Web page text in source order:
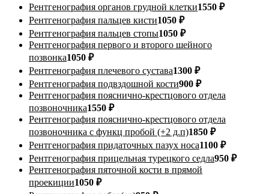
Рентгенография органов грудной клетки1550 ₽
Рентгенография пальцев кисти1050 ₽
Рентгенография пальцев стопы1050 ₽
Рентгенография первого и второго шейного
позвонка1050 ₽
Рентгенография плечевого сустава1300 ₽
Рентгенография подвздошной кости900 ₽
Рентгенография пояснично-крестцового отдела
позвоночника1550 ₽
Рентгенография пояснично-крестцового отдела
позвоночника с функц пробой (+2 д.п)1850 ₽
Рентгенография придаточных пазух носа1100 ₽
Рентгенография прицельная турецкого седла950 ₽
Рентгенография пяточной кости в прямой
проекиции1050 ₽